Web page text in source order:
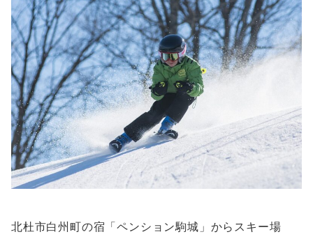
北杜市白州町の宿「ペンション駒城」からスキー場